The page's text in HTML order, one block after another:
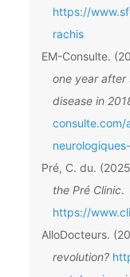
https://
rachis
EM-Consulte.
one year after
disease in
Pré, C. du.
the Pré Clinic.
https://
AlloDocteurs.
revolution?